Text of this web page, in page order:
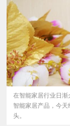
视
频
科
普
体
在智能家居行业日
智能家居产品，今
头。